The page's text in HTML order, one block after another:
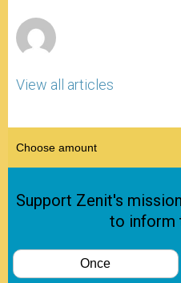
View all articles